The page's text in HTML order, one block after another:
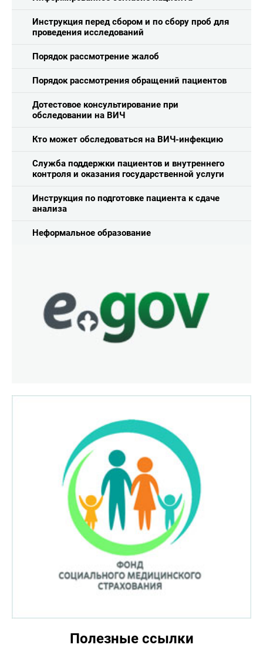
Инструкция перед сбором и по сбору проб для
проведения исследований
Порядок рассмотрение жалоб
Порядок рассмотрения обращений пациентов
Дотестовое консультирование при
обследовании на ВИЧ
Кто может обследоваться на ВИЧ-инфекцию
Служба поддержки пациентов и внутреннего
контроля и оказания государственной услуги
Инструкция по подготовке пациента к сдаче
анализа
Неформальное образование
Полезные ссылки